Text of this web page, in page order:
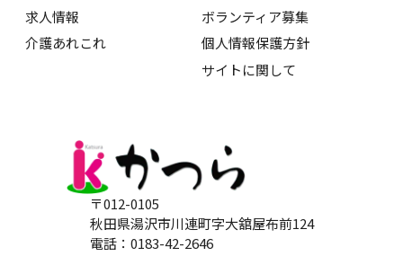
求人情報
介護あれこれ
ボランティア募集
個人情報保護方針
サイトに関して
〒012-0105
秋田県湯沢市川連町字大舘屋布前124
電話：0183-42-2646